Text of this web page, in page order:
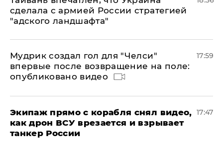
сделала с армией России стратегией
"адского ландшафта"
Мудрик создал гол для "Челси"
впервые после возвращение на поле:
опубликовано видео
17:59
Экипаж прямо с корабля снял видео,
как дрон ВСУ врезается и взрывает
танкер России
17:47